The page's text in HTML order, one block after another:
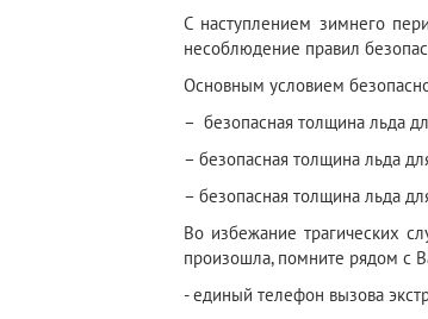
С наступлением зимнего
несоблюдение правил
Основным условием
– безопасная толщина льда
– безопасная толщина льда
– безопасная толщина льда
Во избежание трагических
произошла, помните рядом с
- единый телефон вызова